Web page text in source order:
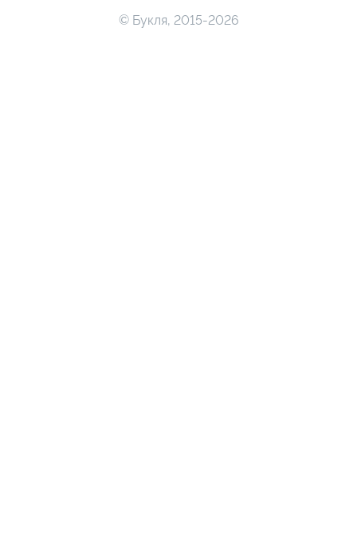
© Букля, 2015-2026